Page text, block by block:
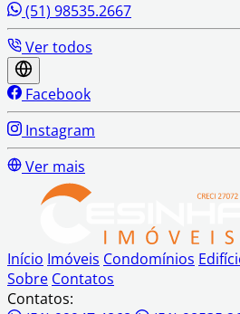
(51) 98535.2667
Ver todos
Facebook
Instagram
Ver mais
Início Imóveis Condomínios
Sobre Contatos
Contatos: